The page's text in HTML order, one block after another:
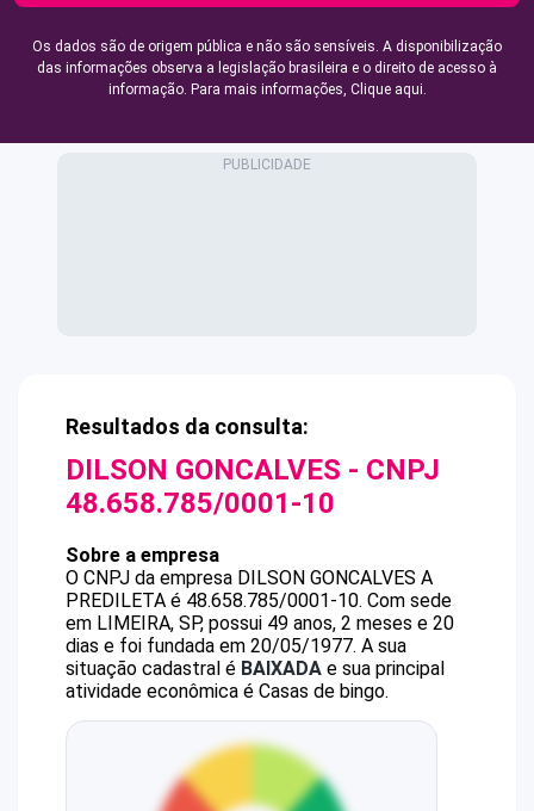
Os dados são de origem pública e não são sensíveis. A disponibilização
das informações observa a legislação brasileira e o direito de acesso à
informação. Para mais informações, Clique aqui.
Resultados da consulta:
DILSON GONCALVES - CNPJ
48.658.785/0001-10
Sobre a empresa
O CNPJ da empresa DILSON GONCALVES A
PREDILETA é 48.658.785/0001-10. Com sede
em LIMEIRA, SP, possui 49 anos, 2 meses e 20
dias e foi fundada em 20/05/1977. A sua
situação cadastral é BAIXADA e sua principal
atividade econômica é Casas de bingo.